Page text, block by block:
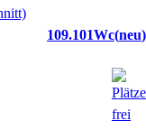
109.101Wc neu